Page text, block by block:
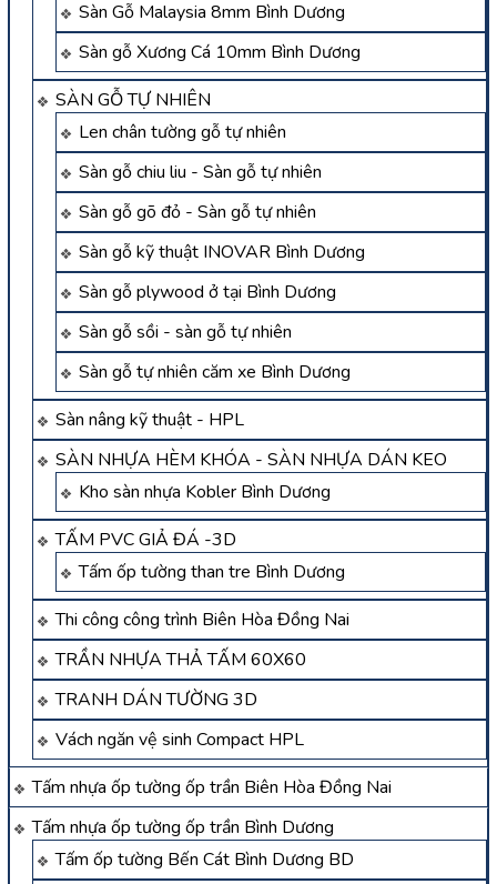
Sàn Gỗ Malaysia 8mm Bình Dương
Sàn gỗ Xương Cá 10mm Bình Dương
SÀN GỖ TỰ NHIÊN
Len chân tường gỗ tự nhiên
Sàn gỗ chiu liu - Sàn gỗ tự nhiên
Sàn gỗ gõ đỏ - Sàn gỗ tự nhiên
Sàn gỗ kỹ thuật INOVAR Bình Dương
Sàn gỗ plywood ở tại Bình Dương
Sàn gỗ sồi - sàn gỗ tự nhiên
Sàn gỗ tự nhiên căm xe Bình Dương
Sàn nâng kỹ thuật - HPL
SÀN NHỰA HÈM KHÓA - SÀN NHỰA DÁN KEO
Kho sàn nhựa Kobler Bình Dương
TẤM PVC GIẢ ĐÁ -3D
Tấm ốp tường than tre Bình Dương
Thi công công trình Biên Hòa Đồng Nai
TRẦN NHỰA THẢ TẤM 60X60
TRANH DÁN TƯỜNG 3D
Vách ngăn vệ sinh Compact HPL
Tấm nhựa ốp tường ốp trần Biên Hòa Đồng Nai
Tấm nhựa ốp tường ốp trần Bình Dương
Tấm ốp tường Bến Cát Bình Dương BD